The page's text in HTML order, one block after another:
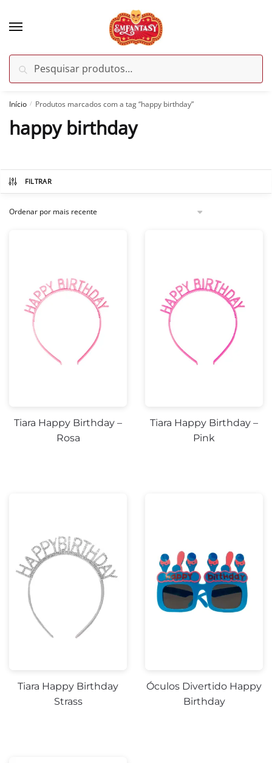
por:
Pesquisar
Início / Produtos marcados com a tag “happy birthday”
happy birthday
FILTRAR
Tiara Happy Birthday –
Rosa
Tiara Happy Birthday –
Pink
Tiara Happy Birthday
Strass
Óculos Divertido Happy
Birthday